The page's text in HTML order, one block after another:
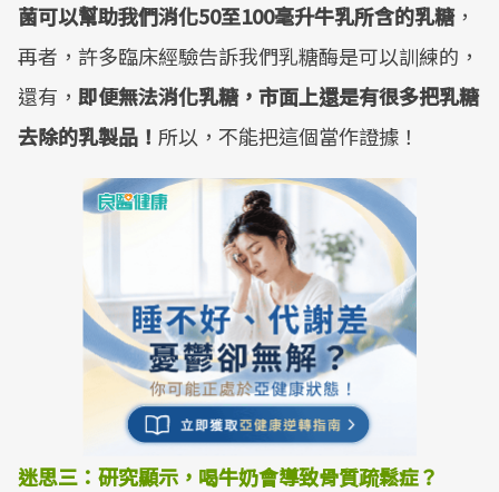
菌可以幫助我們消化50至100毫升牛乳所含的乳糖，
再者，許多臨床經驗告訴我們乳糖酶是可以訓練的，
還有， 即便無法消化乳糖，市面上還是有很多把乳糖
去除的乳製品！ 所以，不能把這個當作證據！
迷思三：研究顯示，喝牛奶會導致骨質疏鬆症？